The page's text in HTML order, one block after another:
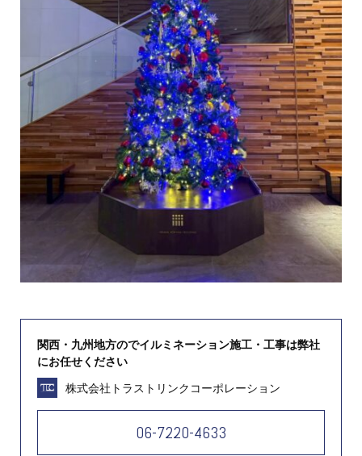
関西・九州地方のでイルミネーション施工・工事は弊社
にお任せください
株式会社トラストリンクコーポレーション
06-7220-4633